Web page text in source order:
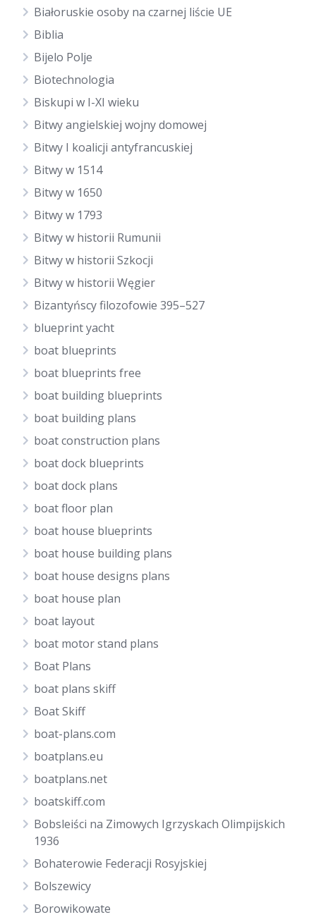
Białoruskie osoby na czarnej liście UE
Biblia
Bijelo Polje
Biotechnologia
Biskupi w I-XI wieku
Bitwy angielskiej wojny domowej
Bitwy I koalicji antyfrancuskiej
Bitwy w 1514
Bitwy w 1650
Bitwy w 1793
Bitwy w historii Rumunii
Bitwy w historii Szkocji
Bitwy w historii Węgier
Bizantyńscy filozofowie 395–527
blueprint yacht
boat blueprints
boat blueprints free
boat building blueprints
boat building plans
boat construction plans
boat dock blueprints
boat dock plans
boat floor plan
boat house blueprints
boat house building plans
boat house designs plans
boat house plan
boat layout
boat motor stand plans
Boat Plans
boat plans skiff
Boat Skiff
boat-plans.com
boatplans.eu
boatplans.net
boatskiff.com
Bobsleiści na Zimowych Igrzyskach Olimpijskich
1936
Bohaterowie Federacji Rosyjskiej
Bolszewicy
Borowikowate